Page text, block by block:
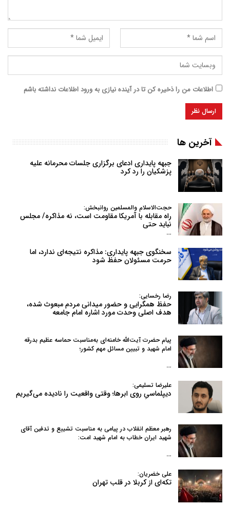
اطلاعات من را ذخیره کن تا در آینده نیازی به ورود اطلاعات نداشته باشم
آخرین ها
جبهه پایداری ادعای برگزاری جلسات محرمانه علیه
پزشکیان را رد کرد
حجت‌الاسلام والمسلمین روانبخش:
راه مقابله با آمریکا مقاومت است، نه مذاکره/ مجلس
نباید حتی
…
سخنگوی جبهه پایداری: مذاکره نتیجه‌ای ندارد، اما
حرمت مسئولان حفظ شود
رضا رخسایی:
حفظ همگرایی و حضور میدانی مردم مبعوث شده،
هدف اصلی وحدت مورد اشاره امام جامعه
پیام حضرت آیت‌الله خامنه‌ای به‌مناسبت حماسه عظیم بدرقه
امام شهید و تبیین مسائل مهم کشور؛
…
علیرضا تسلیمی:
دیپلماسیِ روی ابرها؛ وقتی واقعیت را نادیده می‌گیریم
رهبر معظم انقلاب در پیامی به‌ مناسبت تشییع و تدفین آقای
شهید ایران خطاب به امام شهید امت:
…
علی خضریان:
تکه‌ای از کربلا در قلب تهران